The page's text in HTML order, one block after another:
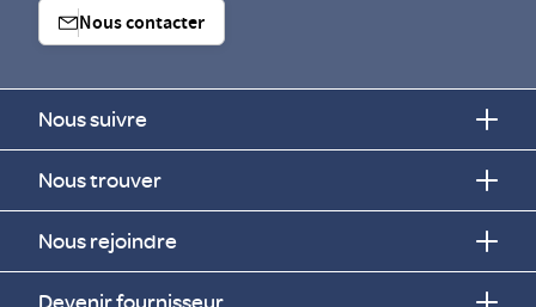
Nous contacter
Nous suivre
Nous trouver
Nous rejoindre